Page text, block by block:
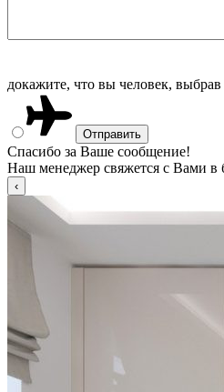
докажите, что вы человек, выбрав
Спасибо за Ваше сообщение!
Наш менеджер свяжется с Вами в